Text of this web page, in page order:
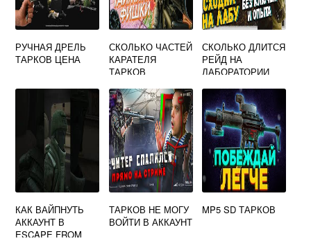
РУЧНАЯ ДРЕЛЬ
ТАРКОВ ЦЕНА
СКОЛЬКО ЧАСТЕЙ
КАРАТЕЛЯ
ТАРКОВ
СКОЛЬКО ДЛИТСЯ
РЕЙД НА
ЛАБОРАТОРИИ
КАК ВАЙПНУТЬ
АККАУНТ В
ESCAPE FROM
ТАРКОВ НЕ МОГУ
ВОЙТИ В АККАУНТ
MP5 SD ТАРКОВ